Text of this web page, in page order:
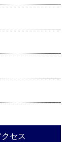
クセス